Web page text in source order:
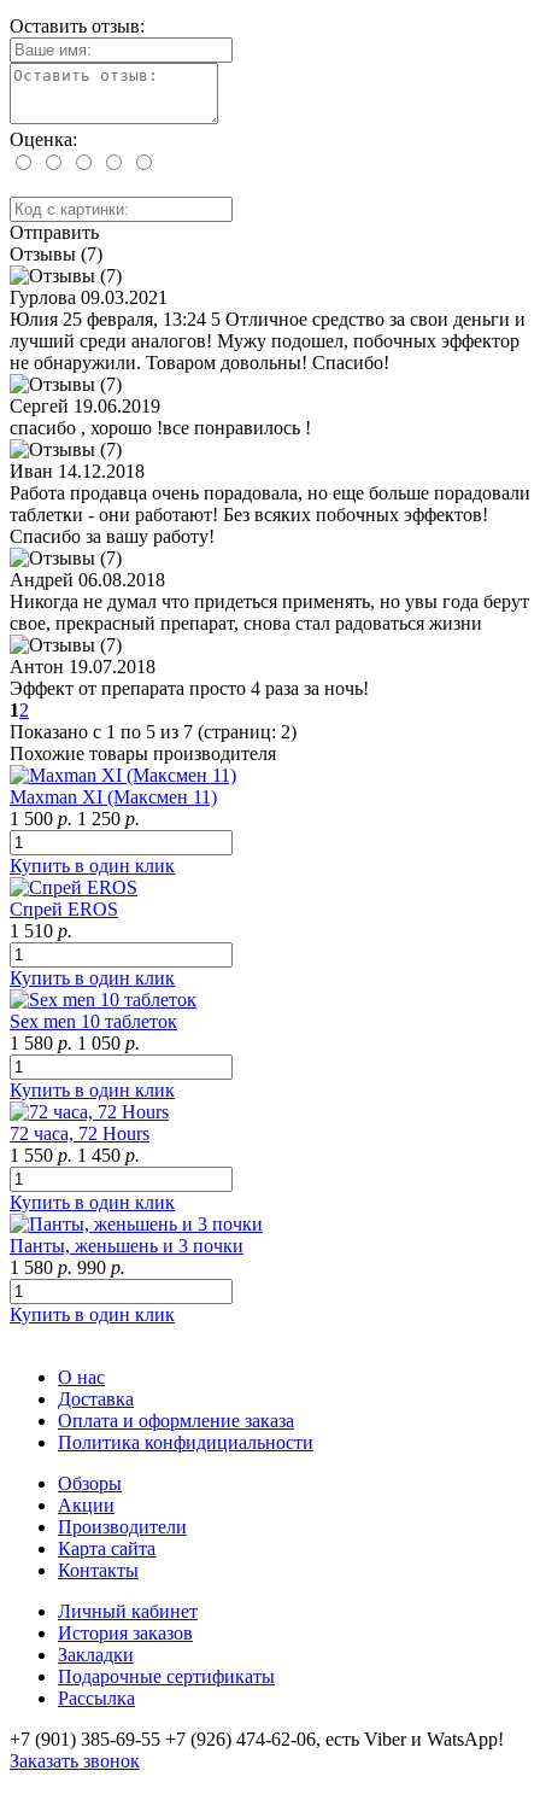
Оставить отзыв:
Оценка:
Отправить
Отзывы (7)
Гурлова 09.03.2021
Юлия 25 февраля, 13:24 5 Отличное средство за свои деньги и
лучший среди аналогов! Мужу подошел, побочных эффектор
не обнаружили. Товаром довольны! Спасибо!
Сергей 19.06.2019
спасибо , хорошо !все понравилось !
Иван 14.12.2018
Работа продавца очень порадовала, но еще больше порадовали
таблетки - они работают! Без всяких побочных эффектов!
Спасибо за вашу работу!
Андрей 06.08.2018
Никогда не думал что придеться применять, но увы года берут
свое, прекрасный препарат, снова стал радоваться жизни
Антон 19.07.2018
Эффект от препарата просто 4 раза за ночь!
12
Показано с 1 по 5 из 7 (страниц: 2)
Похожие товары производителя
Maxman XI (Максмен 11)
1 500 р. 1 250 р.
Купить в один клик
Спрей EROS
1 510 р.
Купить в один клик
Sex men 10 таблеток
1 580 р. 1 050 р.
Купить в один клик
72 часа, 72 Hours
1 550 р. 1 450 р.
Купить в один клик
Панты, женьшень и 3 почки
1 580 р. 990 р.
Купить в один клик
О нас
Доставка
Оплата и оформление заказа
Политика конфидициальности
Обзоры
Акции
Производители
Карта сайта
Контакты
Личный кабинет
История заказов
Закладки
Подарочные сертификаты
Рассылка
+7 (901) 385-69-55 +7 (926) 474-62-06, есть Viber и WatsApp!
Заказать звонок